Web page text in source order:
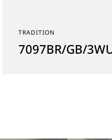
TRADITION
7097BR/GB/